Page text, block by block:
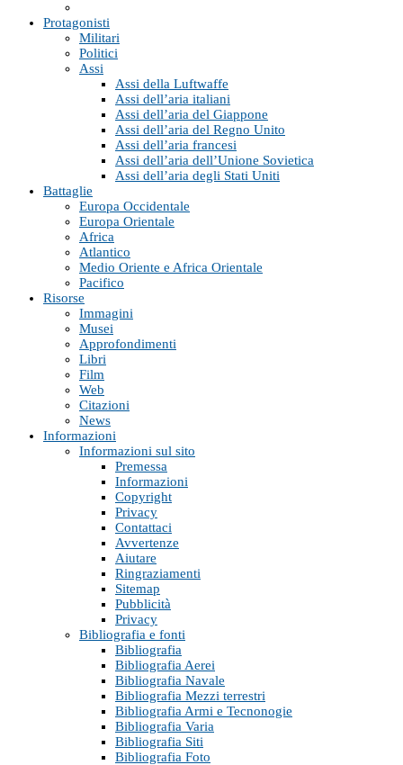
Protagonisti
Militari
Politici
Assi
Assi della Luftwaffe
Assi dell’aria italiani
Assi dell’aria del Giappone
Assi dell’aria del Regno Unito
Assi dell’aria francesi
Assi dell’aria dell’Unione Sovietica
Assi dell’aria degli Stati Uniti
Battaglie
Europa Occidentale
Europa Orientale
Africa
Atlantico
Medio Oriente e Africa Orientale
Pacifico
Risorse
Immagini
Musei
Approfondimenti
Libri
Film
Web
Citazioni
News
Informazioni
Informazioni sul sito
Premessa
Informazioni
Copyright
Privacy
Contattaci
Avvertenze
Aiutare
Ringraziamenti
Sitemap
Pubblicità
Privacy
Bibliografia e fonti
Bibliografia
Bibliografia Aerei
Bibliografia Navale
Bibliografia Mezzi terrestri
Bibliografia Armi e Tecnonogie
Bibliografia Varia
Bibliografia Siti
Bibliografia Foto